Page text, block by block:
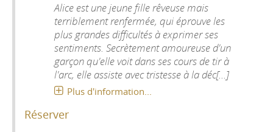
Alice est une jeune fille rêveuse mais
terriblement renfermée, qui éprouve les
plus grandes difficultés à exprimer ses
sentiments. Secrètement amoureuse d'un
garçon qu'elle voit dans ses cours de tir à
l'arc, elle assiste avec tristesse à la déc[...]
Plus d'information...
Réserver